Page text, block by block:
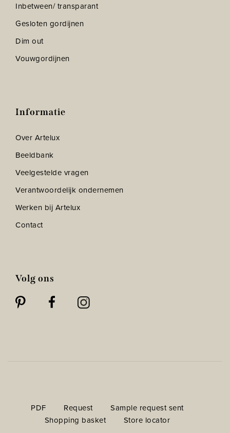
Inbetween/ transparant
Gesloten gordijnen
Dim out
Vouwgordijnen
Informatie
Over Artelux
Beeldbank
Veelgestelde vragen
Verantwoordelijk ondernemen
Werken bij Artelux
Contact
Volg ons
PDF Request
Sample request sent
Shopping basket
Store locator